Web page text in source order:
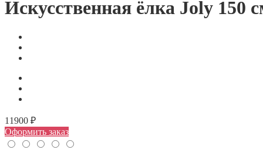
Искусственная ёлка Joly 150
11900 ₽
Оформить заказ